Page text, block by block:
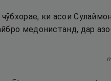
ки асои
медонистанд, дар